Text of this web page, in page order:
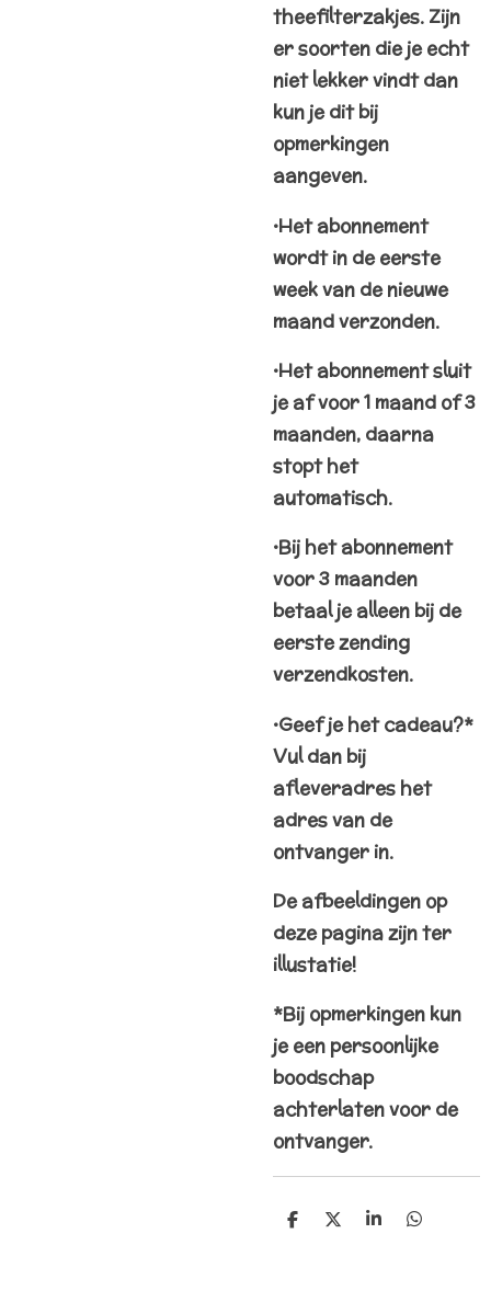
theefilterzakjes. Zijn
er soorten die je echt
niet lekker vindt dan
kun je dit bij
opmerkingen
aangeven.
•Het abonnement
wordt in de eerste
week van de nieuwe
maand verzonden.
•Het abonnement sluit
je af voor 1 maand of 3
maanden, daarna
stopt het
automatisch.
•Bij het abonnement
voor 3 maanden
betaal je alleen bij de
eerstezending
verzendkosten.
•Geef je het cadeau?*
Vul dan bij
afleveradres het
adres van de
ontvanger in.
De afbeeldingen op
deze pagina zijn ter
illustatie!
*Bij opmerkingen kun
je een persoonlijke
boodschap
achterlaten voor de
ontvanger.
D
D
S
D